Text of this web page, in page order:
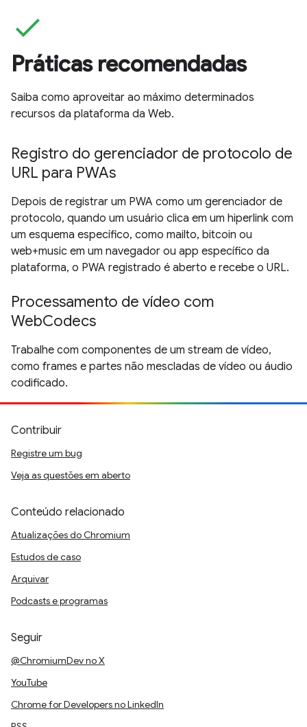
check
Práticas recomendadas
Saiba como aproveitar ao máximo determinados
recursos da plataforma da Web.
Registro do gerenciador de protocolo de
URL para PWAs
Depois de registrar um PWA como um gerenciador de
protocolo, quando um usuário clica em um hiperlink com
um esquema específico, como mailto, bitcoin ou
web+music em um navegador ou app específico da
plataforma, o PWA registrado é aberto e recebe o URL.
Processamento de vídeo com
WebCodecs
Trabalhe com componentes de um stream de vídeo,
como frames e partes não mescladas de vídeo ou áudio
codificado.
Contribuir
Registre um bug
Veja as questões em aberto
Conteúdo relacionado
Atualizações do Chromium
Estudos de caso
Arquivar
Podcasts e programas
Seguir
@ChromiumDev no X
YouTube
Chrome for Developers no LinkedIn